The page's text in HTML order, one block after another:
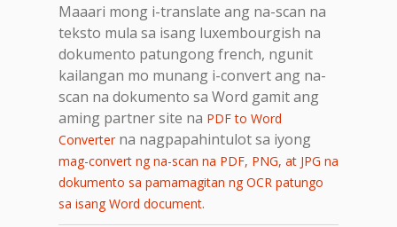
Maaari mong i-translate ang na-scan na
teksto mula sa isang luxembourgish na
dokumento patungong french, ngunit
kailangan mo munang i-convert ang na-
scan na dokumento sa Word gamit ang
aming partner site na PDF to Word
Converterna nagpapahintulot sa iyong
mag-convert ng na-scan na PDF, PNG, at JPG na
dokumento sa pamamagitan ng OCR patungo
sa isang Word document.